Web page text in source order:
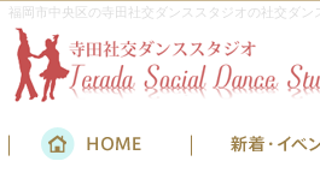
福岡市中央区の寺田社交ダンススタジオの社交ダ